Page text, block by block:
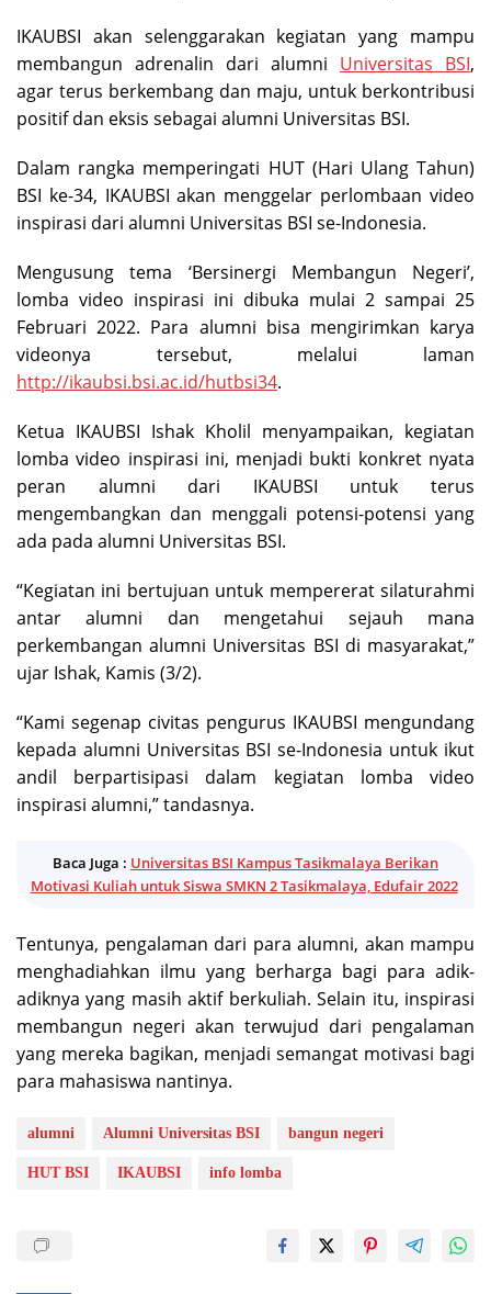
IKAUBSI akan selenggarakan kegiatan yang mampu
membangun adrenalin dari alumni Universitas BSI,
agar terus berkembang dan maju, untuk berkontribusi
positif dan eksis sebagai alumni Universitas BSI.
Dalam rangka memperingati HUT (Hari Ulang Tahun)
BSI ke-34, IKAUBSI akan menggelar perlombaan video
inspirasi dari alumni Universitas BSI se-Indonesia.
Mengusung tema ‘Bersinergi Membangun Negeri’,
lomba video inspirasi ini dibuka mulai 2 sampai 25
Februari 2022. Para alumni bisa mengirimkan karya
videonya tersebut, melalui laman
http://ikaubsi.bsi.ac.id/hutbsi34.
Ketua IKAUBSI Ishak Kholil menyampaikan, kegiatan
lomba video inspirasi ini, menjadi bukti konkret nyata
peran alumni dari IKAUBSI untuk terus
mengembangkan dan menggali potensi-potensi yang
ada pada alumni Universitas BSI.
“Kegiatan ini bertujuan untuk mempererat silaturahmi
antar alumni dan mengetahui sejauh mana
perkembangan alumni Universitas BSI di masyarakat,”
ujar Ishak, Kamis (3/2).
“Kami segenap civitas pengurus IKAUBSI mengundang
kepada alumni Universitas BSI se-Indonesia untuk ikut
andil berpartisipasi dalam kegiatan lomba video
inspirasi alumni,” tandasnya.
Baca Juga : Universitas BSI Kampus Tasikmalaya Berikan
Motivasi Kuliah untuk Siswa SMKN 2 Tasikmalaya, Edufair 2022
Tentunya, pengalaman dari para alumni, akan mampu
menghadiahkan ilmu yang berharga bagi para adik-
adiknya yang masih aktif berkuliah. Selain itu, inspirasi
membangun negeri akan terwujud dari pengalaman
yang mereka bagikan, menjadi semangat motivasi bagi
para mahasiswa nantinya.
alumni Alumni Universitas BSI bangun negeri
HUT BSI IKAUBSI info lomba